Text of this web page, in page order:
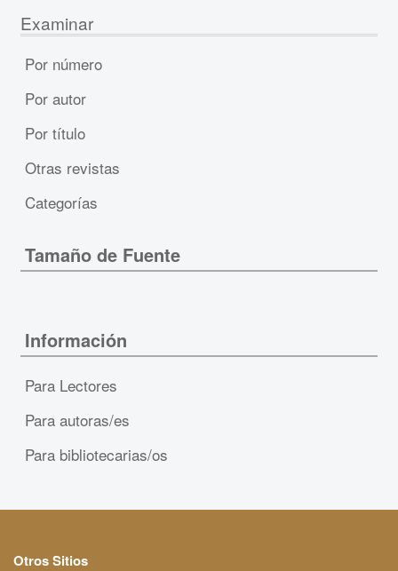
Examinar
Por número
Por autor
Por título
Otras revistas
Categorías
Tamaño de Fuente
Información
Para Lectores
Para autoras/es
Para bibliotecarias/os
Otros Sitios